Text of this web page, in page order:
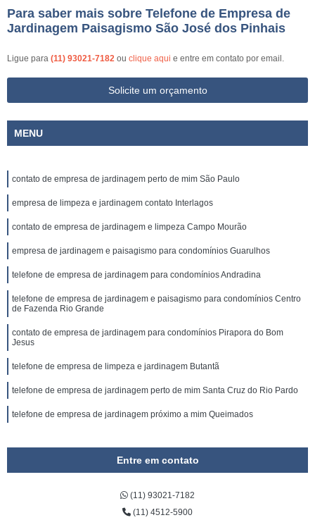
Para saber mais sobre Telefone de Empresa de
Jardinagem Paisagismo São José dos Pinhais
Ligue para (11) 93021-7182 ou clique aqui e entre em contato por email.
Solicite um orçamento
MENU
contato de empresa de jardinagem perto de mim São Paulo
empresa de limpeza e jardinagem contato Interlagos
contato de empresa de jardinagem e limpeza Campo Mourão
empresa de jardinagem e paisagismo para condomínios Guarulhos
telefone de empresa de jardinagem para condomínios Andradina
telefone de empresa de jardinagem e paisagismo para condomínios Centro
de Fazenda Rio Grande
contato de empresa de jardinagem para condomínios Pirapora do Bom
Jesus
telefone de empresa de limpeza e jardinagem Butantã
telefone de empresa de jardinagem perto de mim Santa Cruz do Rio Pardo
telefone de empresa de jardinagem próximo a mim Queimados
Entre em contato
(11) 93021-7182
(11) 4512-5900